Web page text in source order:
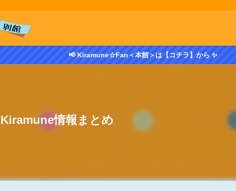
📢 Kiramune☆Fan＜本館＞は【コチラ】から ✨
Kiramune情報まとめ